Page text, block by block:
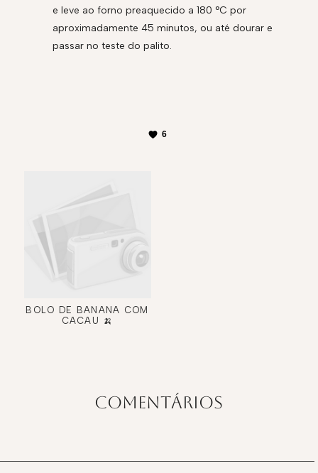
e leve ao forno preaquecido a 180 °C por
aproximadamente 45 minutos, ou até dourar e
passar no teste do palito.
6
BOLO DE BANANA COM
CACAU 🍌
COMENTÁRIOS